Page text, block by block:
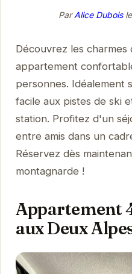
ParAlice Duboisle
Découvrez les charmes
appartement
personnes. Idéalement
facile aux pistes de ski
station. Profitez d'un
entre amis dans un
Réservez dès
montagnarde !
Appartement
aux Deux